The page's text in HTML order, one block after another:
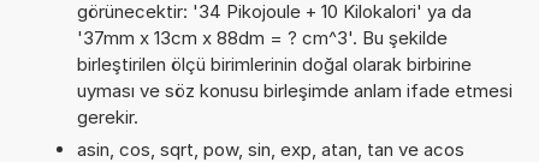
görünecektir: '34 Pikojoule + 10 Kilokalori' ya da
'37mm x 13cm x 88dm = ? cm^3'. Bu şekilde
birleştirilen ölçü birimlerinin doğal olarak birbirine
uyması ve söz konusu birleşimde anlam ifade etmesi
gerekir.
asin, cos, sqrt, pow, sin, exp, atan, tan ve acos